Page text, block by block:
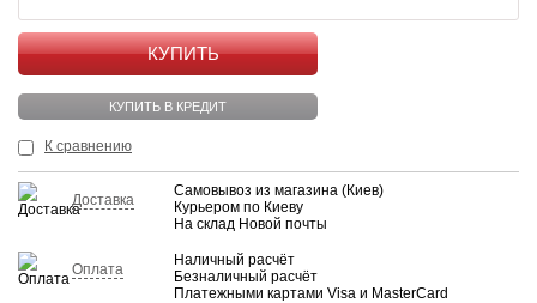
КУПИТЬ
КУПИТЬ В КРЕДИТ
К сравнению
Доставка
Самовывоз из магазина (Киев)
Курьером по Киеву
На склад Новой почты
Оплата
Наличный расчёт
Безналичный расчёт
Платежными картами Visa и MasterCard